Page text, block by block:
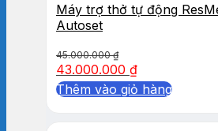
Máy trợ thở tự động
Autoset
45.000.000₫
43.000.000 ₫
Thêm vào giỏ hàng